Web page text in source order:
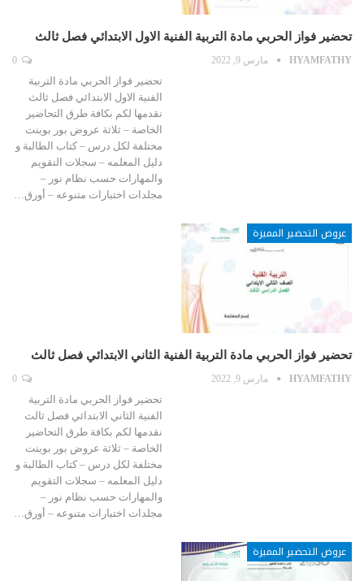
تحضير فواز الحربي مادة التربية الفنية الاول الابتدائي فصل ثالث
HYAMFATHY مارس 9, 2022
تحضير فواز الحربي مادة التربية
الفنية الاول الابتدائي فصل ثالث
نقدمها لكم بكافة طرق التحاضير
الخاصة – ثلاثة عروض بور بوينت
مختلفة لكل درس – كتاب الطالبة و
دليل المعلمه – سجلات التقويم
والمهارات حسب نظام نور –
مجلدات اختبارات متنوعه – أورق…
عروض التحضير المميزة
تحضير فواز الحربي مادة التربية الفنية الثاني الابتدائي فصل ثالث
HYAMFATHY مارس 9, 2022
تحضير فواز الحربي مادة التربية
الفنية الثاني الابتدائي فصل ثالث
نقدمها لكم بكافة طرق التحاضير
الخاصة – ثلاثة عروض بور بوينت
مختلفة لكل درس – كتاب الطالبة و
دليل المعلمه – سجلات التقويم
والمهارات حسب نظام نور –
مجلدات اختبارات متنوعه – أورق…
عروض التحضير المميزة